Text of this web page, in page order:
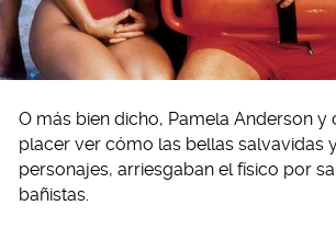
O más bien dicho, Pamela Anderson y
placer ver cómo las bellas salvavidas
personajes, arriesgaban el físico por
bañistas.